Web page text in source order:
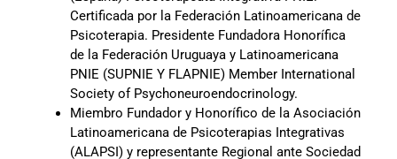
Certificada por la Federación Latinoamericana de
Psicoterapia. Presidente Fundadora Honorífica
de la Federación Uruguaya y Latinoamericana
PNIE (SUPNIE Y FLAPNIE) Member International
Society of Psychoneuroendocrinology.
Miembro Fundador y Honorífico de la Asociación
Latinoamericana de Psicoterapias Integrativas
(ALAPSI) y representante Regional ante Sociedad